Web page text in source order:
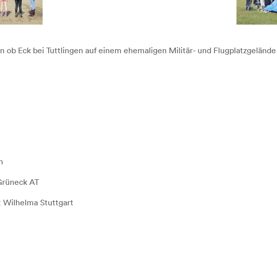
ob Eck bei Tuttlingen auf einem ehemaligen Militär- und Flugplatzgelände
AT
Wilhelma Stuttgart